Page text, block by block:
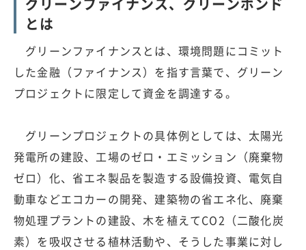
とは
グリーンファイナンスとは、環境問題にコミット
した金融（ファイナンス）を指す言葉で、グリーン
プロジェクトに限定して資金を調達する。
グリーンプロジェクトの具体例としては、太陽光
発電所の建設、工場のゼロ・エミッション（廃棄物
ゼロ）化、省エネ製品を製造する設備投資、電気自
動車などエコカーの開発、建築物の省エネ化、廃棄
物処理プラントの建設、木を植えてCO2（二酸化炭
素）を吸収させる植林活動や、そうした事業に対し